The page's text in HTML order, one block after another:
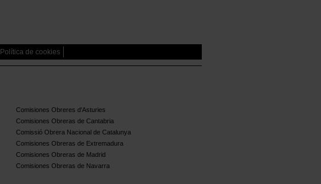
Política de cookies
Comisiones Obreres d'Asturies
Comisiones Obreras de Cantabria
Comissió Obrera Nacional de Catalunya
Comisiones Obreras de Extremadura
Comisiones Obreras de Madrid
Comisiones Obreras de Navarra